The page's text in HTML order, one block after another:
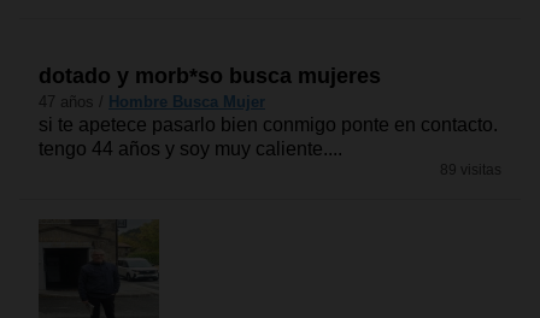
dotado y morb*so busca mujeres
47 años / Hombre Busca Mujer
si te apetece pasarlo bien conmigo ponte en contacto.
tengo 44 años y soy muy caliente....
89 visitas